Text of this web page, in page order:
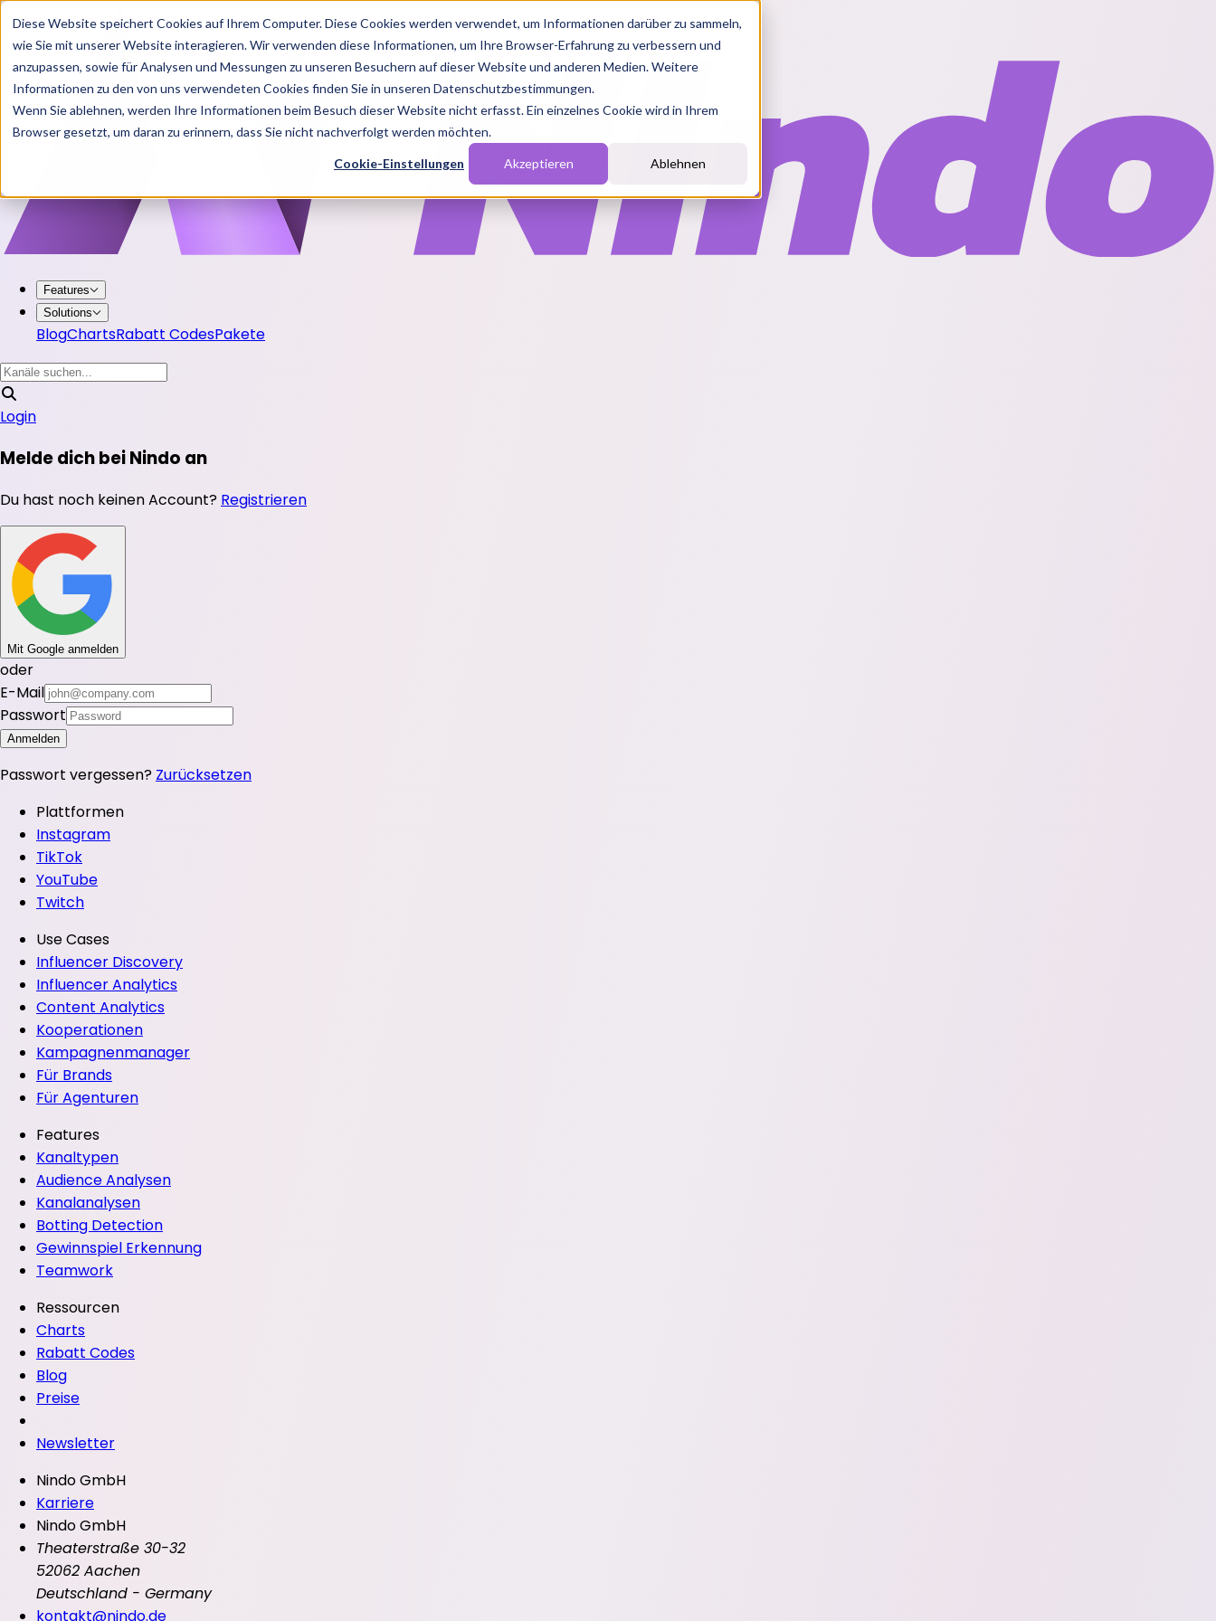
Diese Website speichert Cookies auf Ihrem Computer. Diese Cookies werden verwendet, um Informationen darüber zu sammeln,
wie Sie mit unserer Website interagieren. Wir verwenden diese Informationen, um Ihre Browser-Erfahrung zu verbessern und
anzupassen, sowie für Analysen und Messungen zu unseren Besuchern auf dieser Website und anderen Medien. Weitere
Informationen zu den von uns verwendeten Cookies finden Sie in unseren Datenschutzbestimmungen.
Wenn Sie ablehnen, werden Ihre Informationen beim Besuch dieser Website nicht erfasst. Ein einzelnes Cookie wird in Ihrem
Browser gesetzt, um daran zu erinnern, dass Sie nicht nachverfolgt werden möchten.
Cookie-Einstellungen Akzeptieren Ablehnen
Features
Solutions
BlogChartsRabatt CodesPakete
Login
Melde dich bei Nindo an
Du hast noch keinen Account? Registrieren
Mit Google anmelden
oder
E-Mail
Passwort
Anmelden
Passwort vergessen? Zurücksetzen
Plattformen
Instagram
TikTok
YouTube
Twitch
Use Cases
Influencer Discovery
Influencer Analytics
Content Analytics
Kooperationen
Kampagnenmanager
Für Brands
Für Agenturen
Features
Kanaltypen
Audience Analysen
Kanalanalysen
Botting Detection
Gewinnspiel Erkennung
Teamwork
Ressourcen
Charts
Rabatt Codes
Blog
Preise
Newsletter
Nindo GmbH
Karriere
Nindo GmbH
Theaterstraße 30-32
52062 Aachen
Deutschland - Germany
kontakt@nindo.de